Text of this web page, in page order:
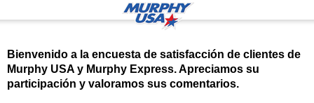
Encuesta sobre satisfacción de clientes de
Bienvenido a la encuesta de satisfacción de clientes de
Murphy USA y Murphy Express. Apreciamos su
participación y valoramos sus comentarios.